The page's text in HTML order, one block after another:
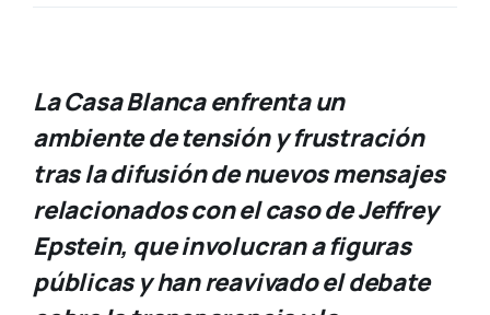
La Casa Blanca enfrenta un
ambiente de tensión y frustración
tras la difusión de nuevos mensajes
relacionados con el caso de Jeffrey
Epstein, que involucran a figuras
públicas y han reavivado el debate